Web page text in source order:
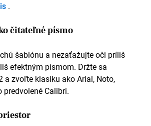
.
čitateľné písmo
šablónu a nezaťažujte oči príliš
efektným písmom. Držte sa
a zvoľte klasiku ako Arial, Noto,
predvolené Calibri.